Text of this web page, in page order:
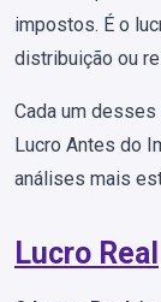
impostos. É o
distribuição ou
Cada um
Lucro Antes do
análises mais
Lucro Real